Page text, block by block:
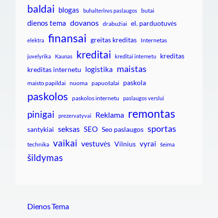
baldai blogas buhalterinės paslaugos butai
dienos tema dovanos drabužiai el. parduotuvės
elektra finansai greitas kreditas Internetas
juvelyrika Kaunas kreditai kreditai internetu
kreditas
kreditas internetu logistika maistas
maisto papildai nuoma papuošalai paskola
paskolos paskolos internetu paslaugos verslui
pinigai prezervatyvai Reklama remontas
santykiai seksas SEO Seo paslaugos sportas
technika vaikai vestuvės Vilnius vyrai šeima
šildymas
Dienos Tema